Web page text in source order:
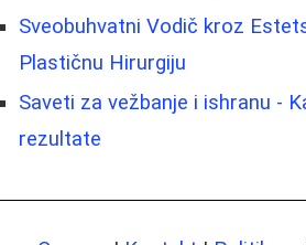
Sveobuhvatni Vodič kroz
Plastičnu Hirurgiju
Saveti za vežbanje i ishranu -
rezultate